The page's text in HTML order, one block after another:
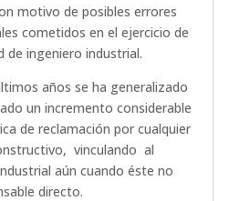
motivo de posibles errores
cometidos en el ejercicio de
de ingeniero industrial.
años se ha generalizado
un incremento considerable
de reclamación por cualquier
vinculando al
aún cuando éste no
directo.